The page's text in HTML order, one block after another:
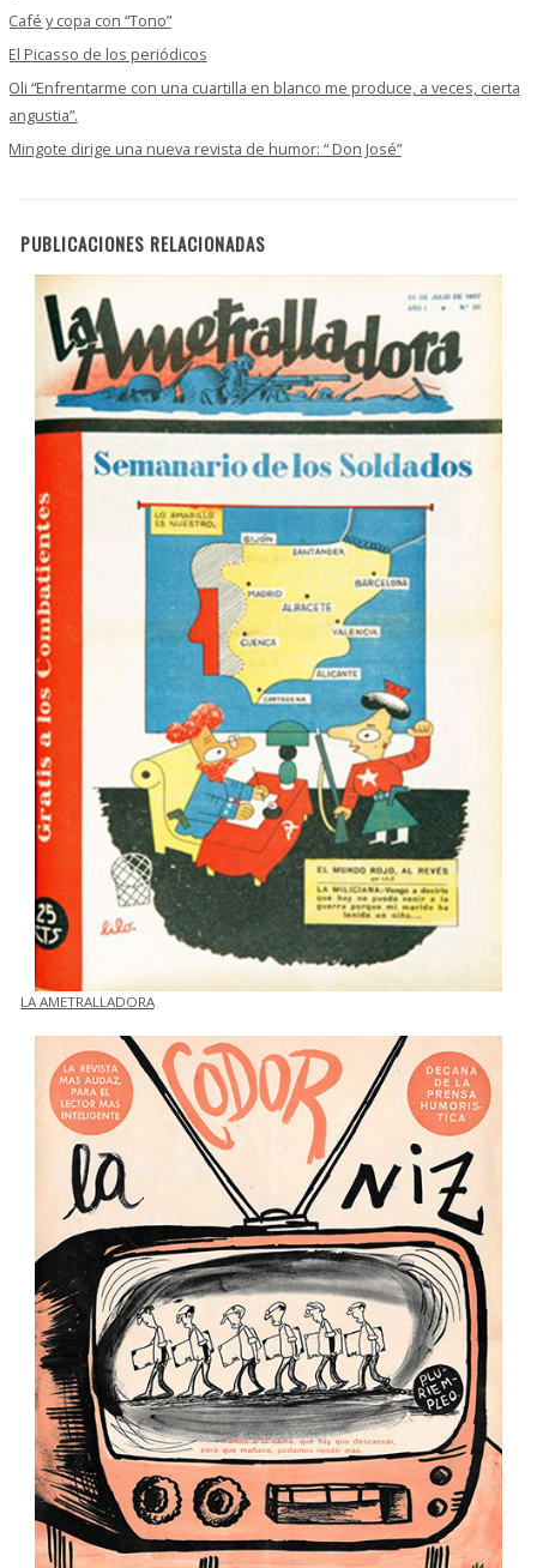
Café y copa con “Tono”
El Picasso de los periódicos
Oli “Enfrentarme con una cuartilla en blanco me produce, a veces, cierta
angustia”.
Mingote dirige una nueva revista de humor: “ Don José”
PUBLICACIONES RELACIONADAS
LA AMETRALLADORA